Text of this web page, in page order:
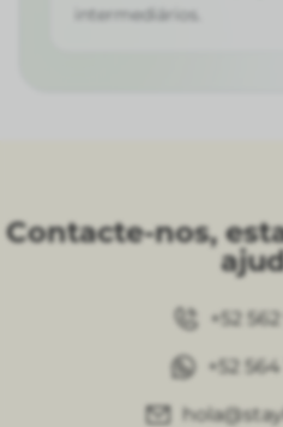
intermediários.
Contacte-nos,
+52
+52